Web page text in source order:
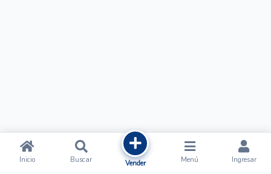
Inicio Buscar Vender Menú Ingresar